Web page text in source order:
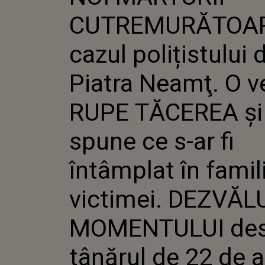
PIATRA
RUPE
CE S-AR
FAMILIA
TÂNĂRUL
"CÂND A
FACULTATE
cazul polițistului
Piatra Neamţ. O
RUPE TĂCEREA şi
spune ce s-ar fi
întâmplat în
victimei.
MOMENTULUI
tânărul de 22 de